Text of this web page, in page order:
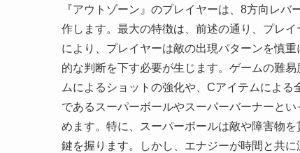
『アウトゾーン』のプレイヤーは、8方向レ
作します。最大の特徴は、前述の通り、プレ
により、プレイヤーは敵の出現パターンを慎
的な判断を下す必要が生じます。ゲームの難
ムによるショットの強化や、Cアイテムによ
であるスーパーボールやスーパーバーナーと
めます。特に、スーパーボールは敵や障害物
鍵を握ります。しかし、エナジーが時間と共